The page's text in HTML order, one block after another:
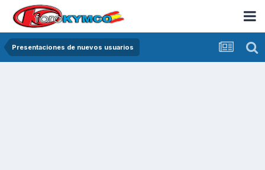
Presentaciones de nuevos usuarios